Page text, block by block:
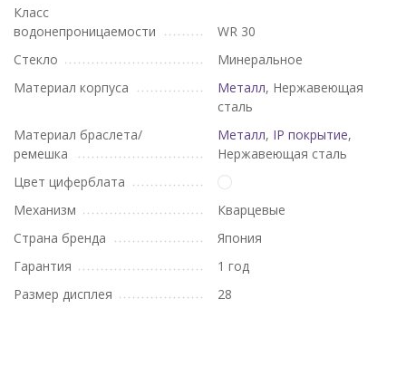
Класс
водонепроницаемости
WR 30
Стекло
Минеральное
Материал корпуса
Металл, Нержавеющая
сталь
Материал браслета/
ремешка
Металл, IP покрытие,
Нержавеющая сталь
Цвет циферблата
Механизм
Кварцевые
Страна бренда
Япония
Гарантия
1 год
Размер дисплея
28